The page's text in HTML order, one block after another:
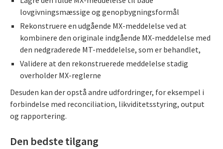
lovgivningsmæssige og genopbygningsformål
Rekonstruere en udgående MX-meddelelse ved at
kombinere den originale indgående MX-meddelelse med
den nedgraderede MT-meddelelse, som er behandlet,
Validere at den rekonstruerede meddelelse stadig
overholder MX-reglerne
Desuden kan der opstå andre udfordringer, for eksempel i
forbindelse med reconciliation, likviditetsstyring, output
og rapportering.
Den bedste tilgang